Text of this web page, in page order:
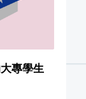
專學生